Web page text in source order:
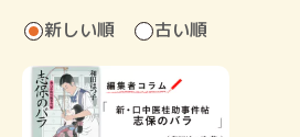
新しい順 古い順